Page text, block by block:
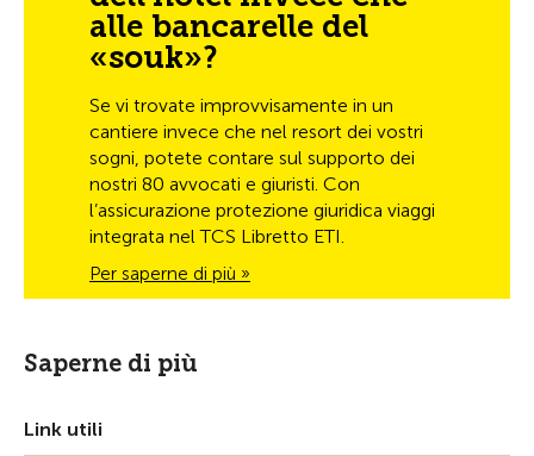
alle bancarelle del
«souk»?
Se vi trovate improvvisamente in un
cantiere invece che nel resort dei vostri
sogni, potete contare sul supporto dei
nostri 80 avvocati e giuristi. Con
l’assicurazione protezione giuridica viaggi
integrata nel TCS Libretto ETI.
Per saperne di più »
Saperne di più
Link utili